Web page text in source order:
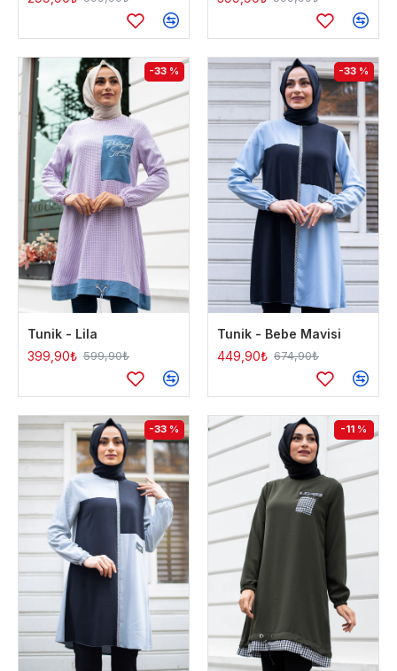
-33 %
Tunik - Lila
399,90₺ 599,90₺
-33 %
Tunik - Bebe Mavisi
449,90₺ 674,90₺
-33 % -11 %